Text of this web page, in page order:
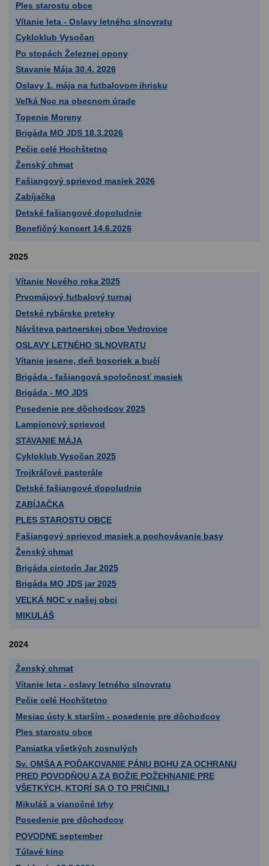
Ples starostu obce
Vítanie leta - Oslavy letného slnovratu
Cykloklub Vysočan
Po stopách Železnej opony
Stavanie Mája 30.4. 2026
Oslavy 1. mája na futbalovom ihrisku
Veľká Noc na obecnom úrade
Topenie Moreny
Brigáda MO JDS 18.3.2026
Pečie celé Hochštetno
Ženský chmat
Fašiangový sprievod masiek 2026
Zabíjačka
Detské fašiangové dopoludnie
Benefičný koncert 14.6.2026
2025
Vítanie Nového roka 2025
Prvomájový futbalový turnaj
Detské rybárske preteky
Návšteva partnerskej obce Vedrovice
OSLAVY LETNÉHO SLNOVRATU
Vítanie jesene, deň bosoriek a bučí
Brigáda - fašiangová spoločnosť masiek
Brigáda - MO JDS
Posedenie pre dôchodcov 2025
Lampionový sprievod
STAVANIE MÁJA
Cykloklub Vysočan 2025
Trojkráľové pastorále
Detské fašiangové dopoludnie
ZABÍJAČKA
PLES STAROSTU OBCE
Fašiangový sprievod masiek a pochovávanie basy
Ženský chmat
Brigáda cintorín Jar 2025
Brigáda MO JDS jar 2025
VEĽKÁ NOC v našej obci
MIKULÁŠ
2024
Ženský chmat
Vítanie leta - oslavy letného slnovratu
Pečie celé Hochštetno
Mesiac úcty k starším - posedenie pre dôchodcov
Ples starostu obce
Pamiatka všetkých zosnulých
Sv. OMŠA A POĎAKOVANIE PÁNU BOHU ZA OCHRANU
PRED POVODŇOU A ZA BOŽIE POŽEHNANIE PRE
VŠETKÝCH, KTORÍ SA O TO PRIČINILI
Mikuláš a vianočné trhy
Posedenie pre dôchodcov
POVODNE september
Túlavé kino